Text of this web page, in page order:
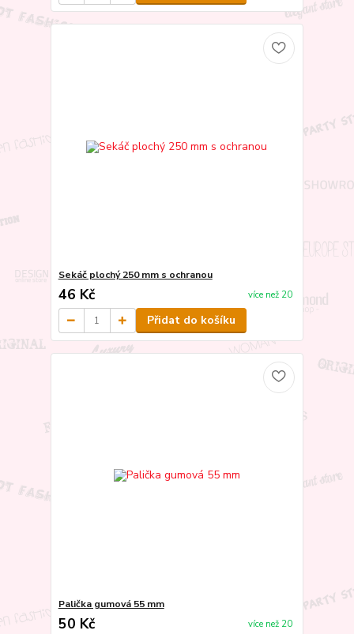
Sekáč plochý 250 mm s ochranou
46 Kč více než 20
Přidat do košíku
Palička gumová 55 mm
50 Kč více než 20